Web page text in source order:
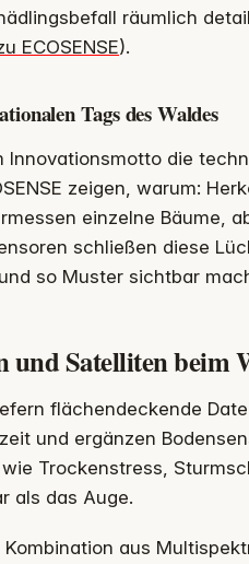
räumlich
ECOSENSE).
Tags des Waldes
Innovationsmotto die
zeigen, warum:
einzelne Bäume,
schließen diese
so Muster sichtbar
und Satelliten beim
flächendeckende
und ergänzen
Trockenstress,
als das Auge.
aus